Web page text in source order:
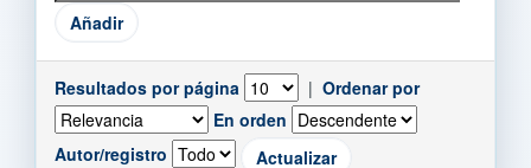
Resultados por página | Ordenar por
En orden
Autor/registro